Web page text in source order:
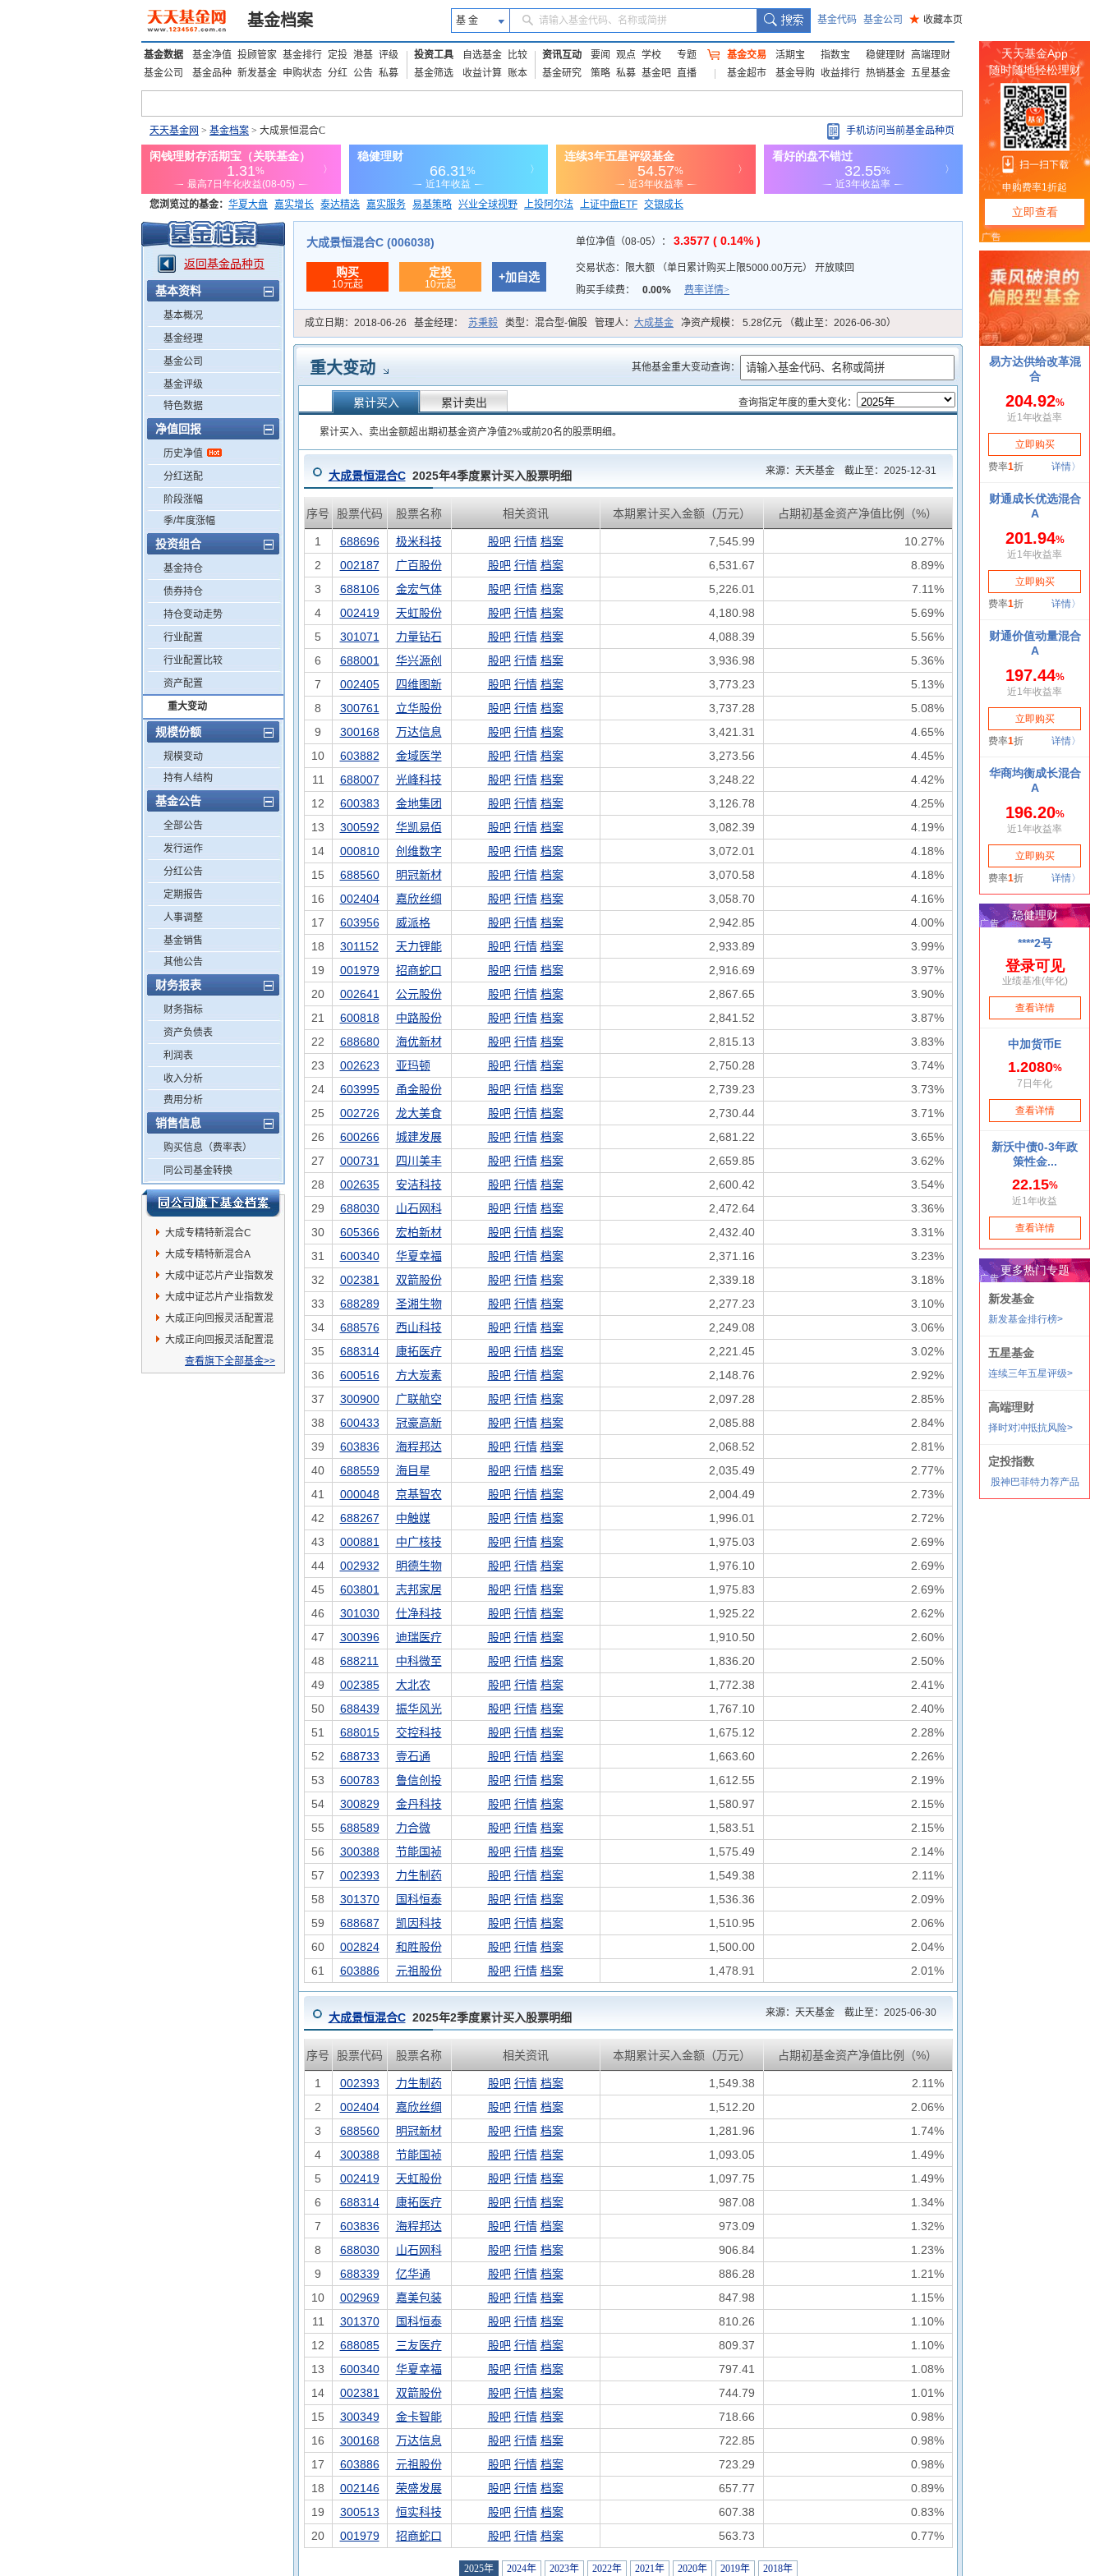
基金档案 基 金 请输入基金代码、名称或简拼 基金代码 基金公司 ★ 收藏本页
基金数据 基金净值 投顾管家 基金排行 定投 港基 评级
基金公司
基金品种 新发基金 申购状态 分红 公告 私募
投资工具 自选基金
比较
基金筛选
收益计算 账本
资讯互动 要闻 观点 学校
专题
基金研究
策略 私募 基金吧 直播
基金交易 活期宝 指数宝 稳健理财 高端理财
基金超市
基金导购 收益排行 热销基金 五星基金
天天基金网 > 基金档案 > 大成景恒混合C 手机访问当前基金品种页
您浏览过的基金： 华夏大盘 嘉实增长 泰达精选 嘉实服务 易基策略 兴业全球视野 上投阿尔法 上证中盘ETF 交银成长
添富优势 华安宏利 上证180价值ETF
返回基金品种页
基本资料
基本概况
基金经理
基金公司
基金评级
特色数据
净值回报
历史净值
分红送配
阶段涨幅
季/年度涨幅
投资组合
基金持仓
债券持仓
持仓变动走势
行业配置
行业配置比较
资产配置
重大变动
规模份额
规模变动
持有人结构
基金公告
全部公告
发行运作
分红公告
定期报告
人事调整
基金销售
其他公告
财务报表
财务指标
资产负债表
利润表
收入分析
费用分析
销售信息
购买信息（费率表）
同公司基金转换
大成专精特新混合C
大成专精特新混合A
大成中证芯片产业指数发
起式C
大成中证芯片产业指数发
起式A
大成正向回报灵活配置混
合A
大成正向回报灵活配置混
查看旗下全部基金>>
大成景恒混合C (006038)
购买
10元起
定投
10元起
+加自选
单位净值（08-05）： 3.3577 ( 0.14% )
交易状态： 限大额 （单日累计购买上限5000.00万元）
开放赎回
购买手续费：
0.00% 费率详情>
成立日期： 2018-06-26 基金经理： 苏秉毅 类型： 混合型-偏股 管理人： 大成基金 净资产规模： 5.28亿元 （截止至：2026-06-30）
重大变动 其他基金重大变动查询：
累计买入 累计卖出 查询指定年度的重大变化：
累计买入、卖出金额超出期初基金资产净值2%或前20名的股票明细。
大成景恒混合C2025年4季度累计买入股票明细 来源：天天基金 截止至： 2025-12-31
序号 股票代码 股票名称 相关资讯 本期累计买入金额（万元） 占期初基金资产净值比例（%）
1 688696 极米科技 股吧 行情 档案 7,545.99
10.27%
2
002187 广百股份 股吧 行情 档案 6,531.67
8.89%
3
688106 金宏气体 股吧 行情 档案 5,226.01
7.11%
4
002419 天虹股份 股吧 行情 档案 4,180.98
5.69%
5
301071 力量钻石 股吧 行情 档案 4,088.39
5.56%
6
688001 华兴源创 股吧 行情 档案 3,936.98
5.36%
7
002405 四维图新 股吧 行情 档案 3,773.23
5.13%
8
300761 立华股份 股吧 行情 档案 3,737.28
5.08%
9
300168 万达信息 股吧 行情 档案 3,421.31
4.65%
10
603882 金域医学 股吧 行情 档案 3,273.56
4.45%
11
688007 光峰科技 股吧 行情 档案 3,248.22
4.42%
12
600383 金地集团 股吧 行情 档案 3,126.78
4.25%
13
300592 华凯易佰 股吧 行情 档案 3,082.39
4.19%
14
000810 创维数字 股吧 行情 档案 3,072.01
4.18%
15
688560 明冠新材 股吧 行情 档案 3,070.58
4.18%
16
002404 嘉欣丝绸 股吧 行情 档案 3,058.70
4.16%
17
603956 威派格 股吧 行情 档案 2,942.85
4.00%
18
301152 天力锂能 股吧 行情 档案 2,933.89
3.99%
19
001979 招商蛇口 股吧 行情 档案 2,916.69
3.97%
20
002641 公元股份 股吧 行情 档案 2,867.65
3.90%
21
600818 中路股份 股吧 行情 档案 2,841.52
3.87%
22
688680 海优新材 股吧 行情 档案 2,815.13
3.83%
23
002623 亚玛顿 股吧 行情 档案 2,750.28
3.74%
24
603995 甬金股份 股吧 行情 档案 2,739.23
3.73%
25
002726 龙大美食 股吧 行情 档案 2,730.44
3.71%
26
600266 城建发展 股吧 行情 档案 2,681.22
3.65%
27
000731 四川美丰 股吧 行情 档案 2,659.85
3.62%
28
002635 安洁科技 股吧 行情 档案 2,600.42
3.54%
29
688030 山石网科 股吧 行情 档案 2,472.64
3.36%
30
605366 宏柏新材 股吧 行情 档案 2,432.40
3.31%
31
600340 华夏幸福 股吧 行情 档案 2,371.16
3.23%
32
002381 双箭股份 股吧 行情 档案 2,339.18
3.18%
33
688289 圣湘生物 股吧 行情 档案 2,277.23
3.10%
34
688576 西山科技 股吧 行情 档案 2,249.08
3.06%
35
688314 康拓医疗 股吧 行情 档案 2,221.45
3.02%
36
600516 方大炭素 股吧 行情 档案 2,148.76
2.92%
37
300900 广联航空 股吧 行情 档案 2,097.28
2.85%
38
600433 冠豪高新 股吧 行情 档案 2,085.88
2.84%
39
603836 海程邦达 股吧 行情 档案 2,068.52
2.81%
40
688559 海目星 股吧 行情 档案 2,035.49
2.77%
41
000048 京基智农 股吧 行情 档案 2,004.49
2.73%
42
688267 中触媒 股吧 行情 档案 1,996.01
2.72%
43
000881 中广核技 股吧 行情 档案 1,975.03
2.69%
44
002932 明德生物 股吧 行情 档案 1,976.10
2.69%
45
603801 志邦家居 股吧 行情 档案 1,975.83
2.69%
46
301030 仕净科技 股吧 行情 档案 1,925.22
2.62%
47
300396 迪瑞医疗 股吧 行情 档案 1,910.50
2.60%
48
688211 中科微至 股吧 行情 档案 1,836.20
2.50%
49
002385 大北农 股吧 行情 档案 1,772.38
2.41%
50
688439 振华风光 股吧 行情 档案 1,767.10
2.40%
51
688015 交控科技 股吧 行情 档案 1,675.12
2.28%
52
688733 壹石通 股吧 行情 档案 1,663.60
2.26%
53
600783 鲁信创投 股吧 行情 档案 1,612.55
2.19%
54
300829 金丹科技 股吧 行情 档案 1,580.97
2.15%
55
688589 力合微 股吧 行情 档案 1,583.51
2.15%
56
300388 节能国祯 股吧 行情 档案 1,575.49
2.14%
57
002393 力生制药 股吧 行情 档案 1,549.38
2.11%
58
301370 国科恒泰 股吧 行情 档案 1,536.36
2.09%
59
688687 凯因科技 股吧 行情 档案 1,510.95
2.06%
60
002824 和胜股份 股吧 行情 档案 1,500.00
2.04%
61
603886 元祖股份 股吧 行情 档案 1,478.91 2.01%
大成景恒混合C2025年2季度累计买入股票明细 来源：天天基金 截止至： 2025-06-30
序号 股票代码 股票名称 相关资讯 本期累计买入金额（万元） 占期初基金资产净值比例（%）
1 002393 力生制药 股吧 行情 档案 1,549.38
2.11%
2
002404 嘉欣丝绸 股吧 行情 档案 1,512.20
2.06%
3
688560 明冠新材 股吧 行情 档案 1,281.96
1.74%
4
300388 节能国祯 股吧 行情 档案 1,093.05
1.49%
5
002419 天虹股份 股吧 行情 档案 1,097.75
1.49%
6
688314 康拓医疗 股吧 行情 档案 987.08
1.34%
7
603836 海程邦达 股吧 行情 档案 973.09
1.32%
8
688030 山石网科 股吧 行情 档案 906.84
1.23%
9
688339 亿华通 股吧 行情 档案 886.28
1.21%
10
002969 嘉美包装 股吧 行情 档案 847.98
1.15%
11
301370 国科恒泰 股吧 行情 档案 810.26
1.10%
12
688085 三友医疗 股吧 行情 档案 809.37
1.10%
13
600340 华夏幸福 股吧 行情 档案 797.41
1.08%
14
002381 双箭股份 股吧 行情 档案 744.79
1.01%
15
300349 金卡智能 股吧 行情 档案 718.66
0.98%
16
300168 万达信息 股吧 行情 档案 722.85
0.98%
17
603886 元祖股份 股吧 行情 档案 723.29
0.98%
18
002146 荣盛发展 股吧 行情 档案 657.77
0.89%
19
300513 恒实科技 股吧 行情 档案 607.38
0.83%
20
001979 招商蛇口 股吧 行情 档案 563.73 0.77%
2025年 2024年 2023年 2022年 2021年 2020年 2019年 2018年